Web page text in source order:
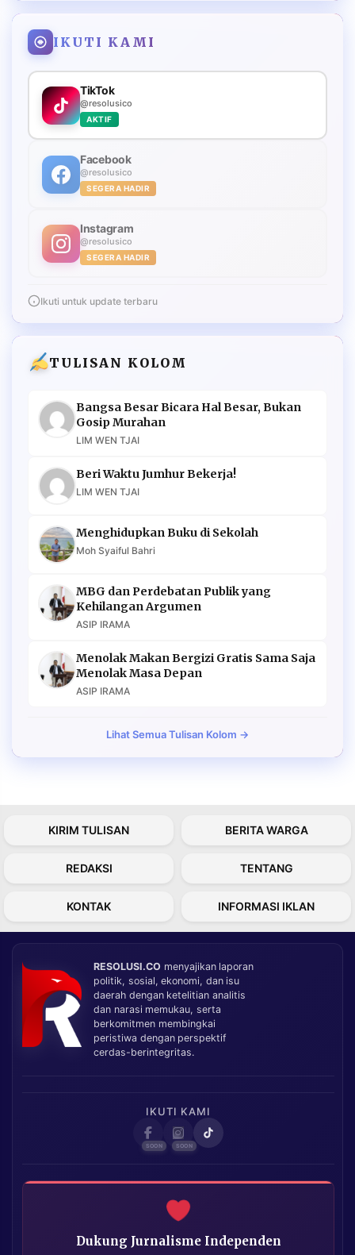
IKUTI KAMI
TikTok
@resolusico
AKTIF
Facebook
@resolusico
SEGERA HADIR
Instagram
@resolusico
SEGERA HADIR
Ikuti untuk update terbaru
TULISAN KOLOM
Bangsa Besar Bicara Hal Besar, Bukan
Gosip Murahan
LIM WEN TJAI
Beri Waktu Jumhur Bekerja!
LIM WEN TJAI
Menghidupkan Buku di Sekolah
Moh Syaiful Bahri
MBG dan Perdebatan Publik yang
Kehilangan Argumen
ASIP IRAMA
Menolak Makan Bergizi Gratis Sama Saja
Menolak Masa Depan
ASIP IRAMA
Lihat Semua Tulisan Kolom →
KIRIM TULISAN BERITA WARGA
REDAKSI TENTANG
KONTAK INFORMASI IKLAN
RESOLUSI.CO menyajikan laporan
politik, sosial, ekonomi, dan isu
daerah dengan ketelitian analitis
dan narasi memukau, serta
berkomitmen membingkai
peristiwa dengan perspektif
cerdas-berintegritas.
IKUTI KAMI
Dukung Jurnalisme Independen